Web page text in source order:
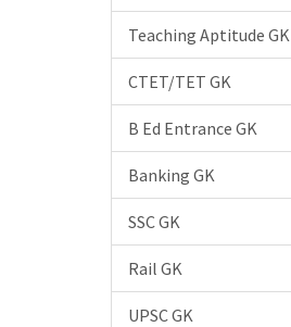
Teaching Aptitude GK
CTET/TET GK
B Ed Entrance GK
Banking GK
SSC GK
Rail GK
UPSC GK